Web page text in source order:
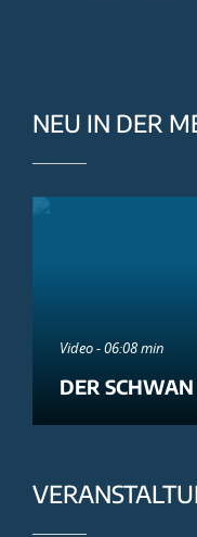
NEU IN DER
Video - 06:08 min
DER SCHWAN